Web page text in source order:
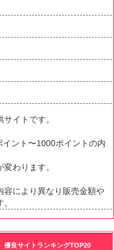
イトです。
ント〜1000ポイントの内
わります。
容により異なり販売金額や
優良サイトランキングTOP20